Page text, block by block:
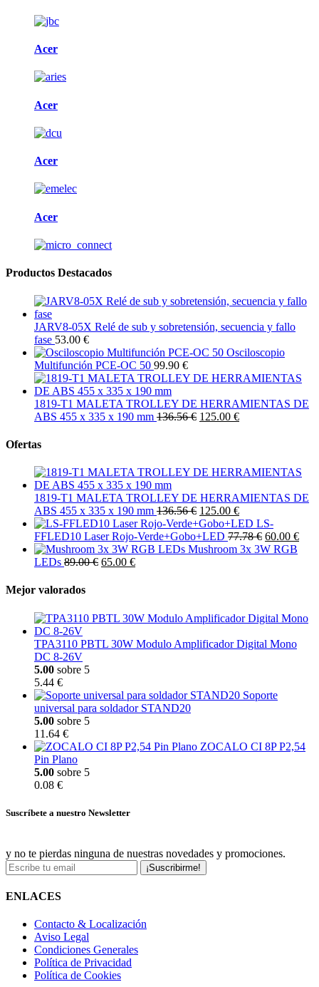
Acer
Acer
Acer
Acer
Productos Destacados
JARV8-05X Relé de sub y sobretensión, secuencia y fallo
fase 53.00 €
Osciloscopio
Multifunción PCE-OC 50 99.90 €
1819-T1 MALETA TROLLEY DE HERRAMIENTAS DE
ABS 455 x 335 x 190 mm 136.56 € 125.00 €
Ofertas
1819-T1 MALETA TROLLEY DE HERRAMIENTAS DE
ABS 455 x 335 x 190 mm 136.56 € 125.00 €
LS-
FFLED10 Laser Rojo-Verde+Gobo+LED 77.78 € 60.00 €
Mushroom 3x 3W RGB
LEDs 89.00 € 65.00 €
Mejor valorados
TPA3110 PBTL 30W Modulo Amplificador Digital Mono
DC 8-26V
5.00 sobre 5
5.44 €
Soporte
universal para soldador STAND20
5.00 sobre 5
11.64 €
ZOCALO CI 8P P2,54
Pin Plano
5.00 sobre 5
0.08 €
Suscríbete a nuestro Newsletter
y no te pierdas ninguna de nuestras novedades y promociones.
¡Suscribirme!
ENLACES
Contacto & Localización
Aviso Legal
Condiciones Generales
Política de Privacidad
Política de Cookies